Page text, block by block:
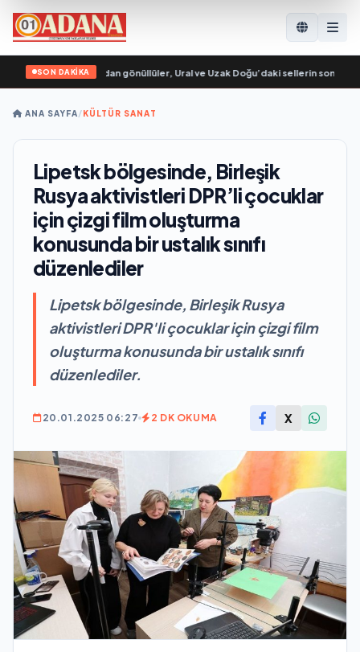
SON DAKİKA
Muhafızları’ndan gönüllüler, Ural ve Uzak Doğu’daki sellerin
ANA SAYFA/KÜLTÜR SANAT
Lipetsk bölgesinde, Birleşik
Rusya aktivistleri DPR’li çocuklar
için çizgi film oluşturma
konusunda bir ustalık sınıfı
düzenlediler
Lipetsk bölgesinde, Birleşik Rusya
aktivistleri DPR'li çocuklar için çizgi film
oluşturma konusunda bir ustalık sınıfı
düzenlediler.
20.01.2025 06:27 2 DK OKUMA X